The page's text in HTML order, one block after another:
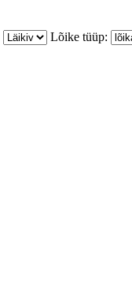
Lõike tüüp: